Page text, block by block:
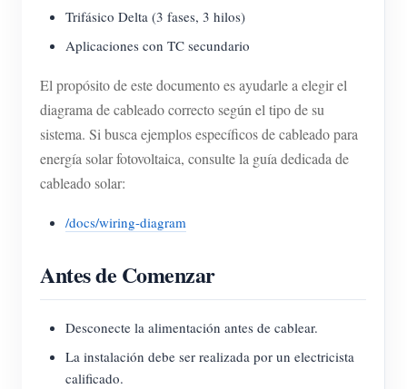
Trifásico Delta (3 fases, 3 hilos)
Aplicaciones con TC secundario
El propósito de este documento es ayudarle a elegir el
diagrama de cableado correcto según el tipo de su
sistema. Si busca ejemplos específicos de cableado para
energía solar fotovoltaica, consulte la guía dedicada de
cableado solar:
/docs/wiring-diagram
Antes de Comenzar
Desconecte la alimentación antes de cablear.
La instalación debe ser realizada por un electricista
calificado.